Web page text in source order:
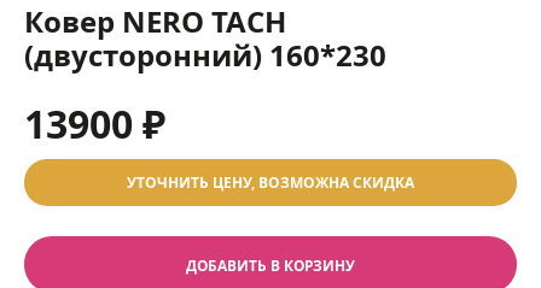
Ковер NERO TACH
(двусторонний) 160*230
13900 ₽
УТОЧНИТЬ ЦЕНУ, ВОЗМОЖНА СКИДКА
ДОБАВИТЬ В КОРЗИНУ